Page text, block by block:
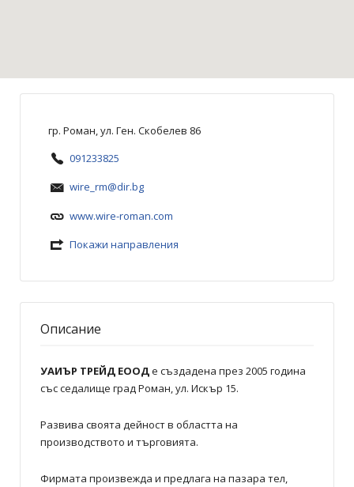
гр. Роман, ул. Ген. Скобелев 86
091233825
wire_rm@dir.bg
www.wire-roman.com
Покажи направления
Описание
УАИЪР ТРЕЙД ЕООДе създадена през 2005 година
със седалище град Роман, ул. Искър 15.
Развива своята дейност в областта на
производството и търговията.
Фирмата произвежда и предлага на пазара тел,